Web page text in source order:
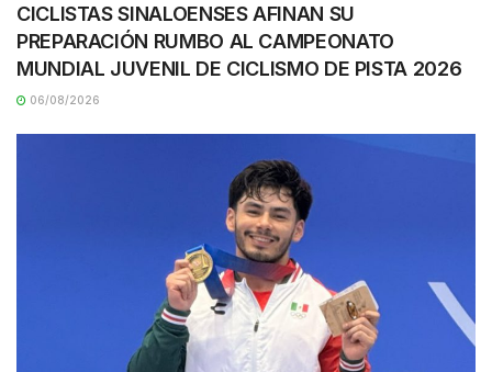
CICLISTAS SINALOENSES AFINAN SU
PREPARACIÓN RUMBO AL CAMPEONATO
MUNDIAL JUVENIL DE CICLISMO DE PISTA 2026
06/08/2026